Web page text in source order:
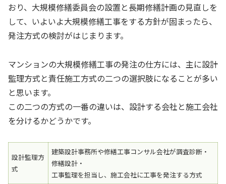
おり、大規模修繕委員会の設置と長期修繕計画の見直しを
して、いよいよ大規模修繕工事をする方針が固まったら、
発注方式の検討がはじまります。
マンションの大規模修繕工事の発注の仕方には、主に設計
監理方式と責任施工方式の二つの選択肢になることが多い
と思います。
この二つの方式の一番の違いは、設計する会社と施工会社
を分けるかどうかです。
設計監理方
式
建築設計事務所や修繕工事コンサル会社が調査診断・
修繕設計・
工事監理を担当し、施工会社に工事を発注する方式